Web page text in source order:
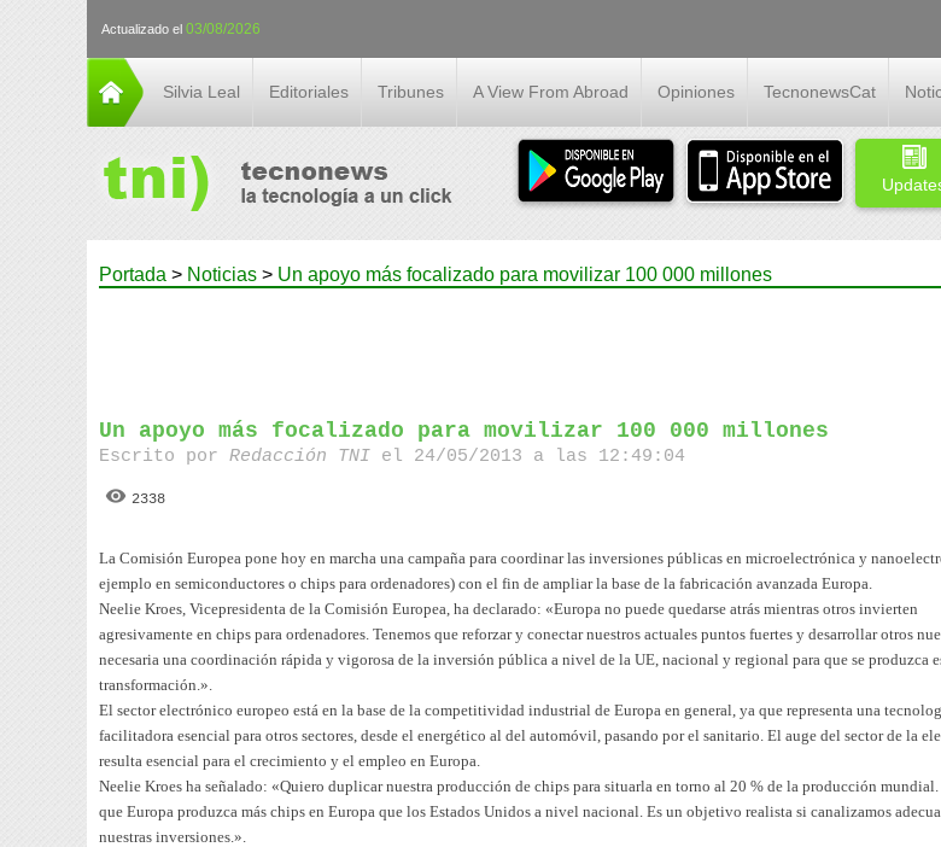
Actualizado el 03/08/2026
Silvia Leal Editoriales Tribunes A View From Abroad Opiniones TecnonewsCat
Portada > Noticias > Un apoyo más focalizado para movilizar 100 000 millones
Un apoyo más focalizado para movilizar 100 000 millones
Escrito porRedacción TNI el 24/05/2013 a las 12:49:04
2338
La Comisión Europea pone hoy en marcha una campaña para coordinar las inversiones públicas en microelectrónica y
ejemplo en semiconductores o chips para ordenadores) con el fin de ampliar la base de la fabricación avanzada Europa.
Neelie Kroes, Vicepresidenta de la Comisión Europea, ha declarado:«Europa no puede quedarse atrás mientras otros invierten
agresivamente en chips para ordenadores. Tenemos que reforzar y conectar nuestros actuales puntos fuertes y desarrollar otros
necesaria una coordinación rápida y vigorosa de la inversión pública a nivel de la UE, nacional y regional para que se produzca
transformación.».
El sector electrónico europeo está en la base de la competitividad industrial de Europa en general, ya que representa una
facilitadora esencial para otros sectores, desde el energético al del automóvil, pasando por el sanitario. El auge del sector de la
resulta esencial para el crecimiento y el empleo en Europa.
Neelie Kroes ha señalado:«Quiero duplicar nuestra producción de chips para situarla en torno al 20 % de la producción mundial.
que Europa produzca más chips en Europa que los Estados Unidos a nivel nacional. Es un objetivo realista si canalizamos
nuestras inversiones.».